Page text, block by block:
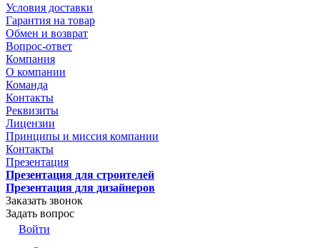
Условия доставки
Гарантия на товар
Обмен и возврат
Вопрос-ответ
Компания
О компании
Команда
Контакты
Реквизиты
Лицензии
Принципы и миссия компании
Контакты
Презентация
Презентация для строителей
Презентация для дизайнеров
Заказать звонок
Задать вопрос
Войти